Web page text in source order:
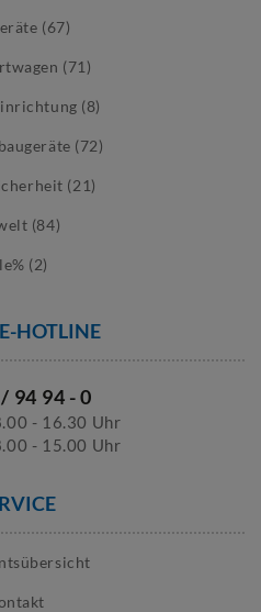
(67)
(71)
(8)
(72)
(21)
(84)
(2)
HOTLINE
94 94 - 0
- 16.30 Uhr
- 15.00 Uhr